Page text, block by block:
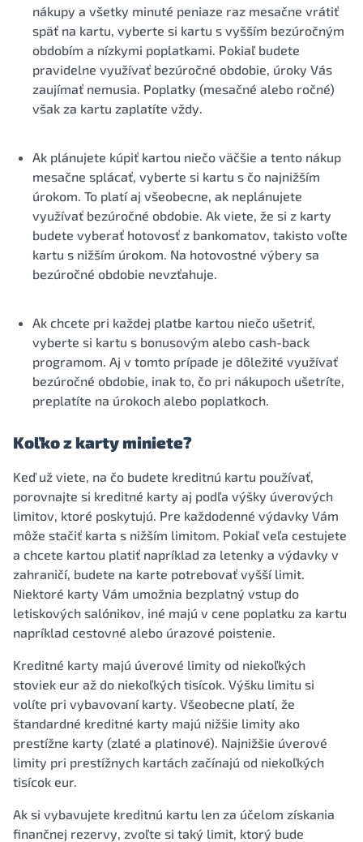
nákupy a všetky minuté peniaze raz mesačne vrátiť
späť na kartu, vyberte si kartu s vyšším bezúročným
obdobím a nízkymi poplatkami. Pokiaľ budete
pravidelne využívať bezúročné obdobie, úroky Vás
zaujímať nemusia. Poplatky (mesačné alebo ročné)
však za kartu zaplatíte vždy.
Ak plánujete kúpiť kartou niečo väčšie a tento nákup
mesačne splácať, vyberte si kartu s čo najnižším
úrokom. To platí aj všeobecne, ak neplánujete
využívať bezúročné obdobie. Ak viete, že si z karty
budete vyberať hotovosť z bankomatov, takisto voľte
kartu s nižším úrokom. Na hotovostné výbery sa
bezúročné obdobie nevzťahuje.
Ak chcete pri každej platbe kartou niečo ušetriť,
vyberte si kartu s bonusovým alebo cash-back
programom. Aj v tomto prípade je dôležité využívať
bezúročné obdobie, inak to, čo pri nákupoch ušetríte,
preplatíte na úrokoch alebo poplatkoch.
Koľko z karty miniete?
Keď už viete, na čo budete kreditnú kartu používať,
porovnajte si kreditné karty aj podľa výšky úverových
limitov, ktoré poskytujú. Pre každodenné výdavky Vám
môže stačiť karta s nižším limitom. Pokiaľ veľa cestujete
a chcete kartou platiť napríklad za letenky a výdavky v
zahraničí, budete na karte potrebovať vyšší limit.
Niektoré karty Vám umožnia bezplatný vstup do
letiskových salónikov, iné majú v cene poplatku za kartu
napríklad cestovné alebo úrazové poistenie.
Kreditné karty majú úverové limity od niekoľkých
stoviek eur až do niekoľkých tisícok. Výšku limitu si
volíte pri vybavovaní karty. Všeobecne platí, že
štandardné kreditné karty majú nižšie limity ako
prestížne karty (zlaté a platinové). Najnižšie úverové
limity pri prestížnych kartách začínajú od niekoľkých
tisícok eur.
Ak si vybavujete kreditnú kartu len za účelom získania
finančnej rezervy, zvoľte si taký limit, ktorý bude